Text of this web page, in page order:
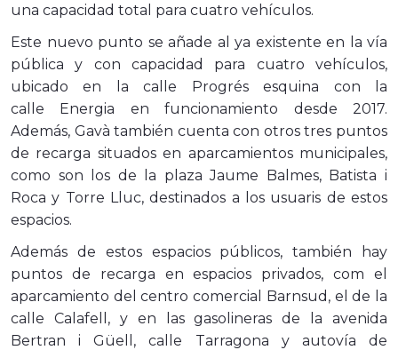
una capacidad total para cuatro vehículos.
Este nuevo punto se añade al ya existente en la vía
pública y con capacidad para cuatro vehículos,
ubicado en la calle Progrés esquina con la
calle Energia en funcionamiento desde 2017.
Además, Gavà también cuenta con otros tres puntos
de recarga situados en aparcamientos municipales,
como son los de la plaza Jaume Balmes, Batista i
Roca y Torre Lluc, destinados a los usuaris de estos
espacios.
Además de estos espacios públicos, también hay
puntos de recarga en espacios privados, com el
aparcamiento del centro comercial Barnsud, el de la
calle Calafell, y en las gasolineras de la avenida
Bertran i Güell, calle Tarragona y autovía de